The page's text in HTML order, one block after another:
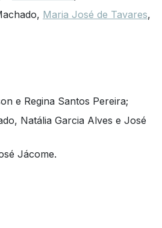
Maria José de Tavares,
e Regina Santos Pereira;
Natália Garcia Alves e José
Jácome.